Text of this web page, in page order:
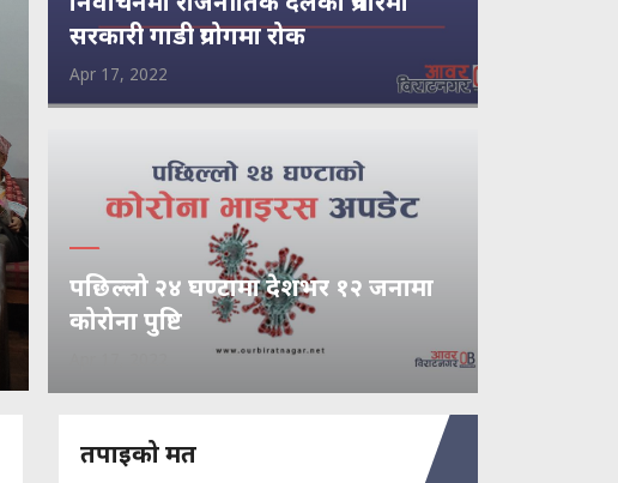
सरकारी गाडी प्रयोगमा रोक
Apr 17, 2022
पछिल्लो २४ घण्टामा देशभर १२ जनामा
कोरोना पुष्टि
तपाइको मत